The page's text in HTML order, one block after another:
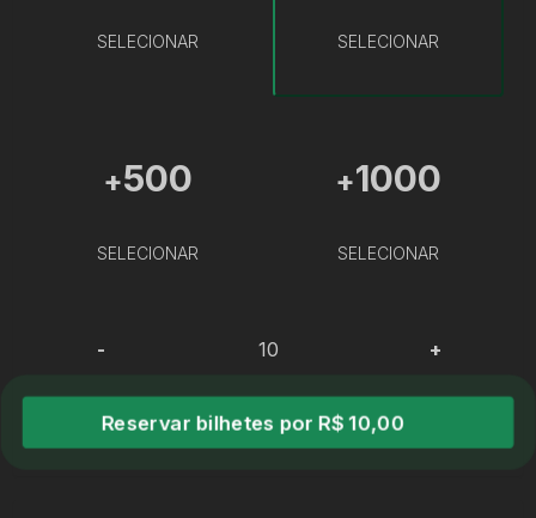
SELECIONAR SELECIONAR
+500
SELECIONAR
+1000
SELECIONAR
- +
Reservar bilhetes por R$ 10,00